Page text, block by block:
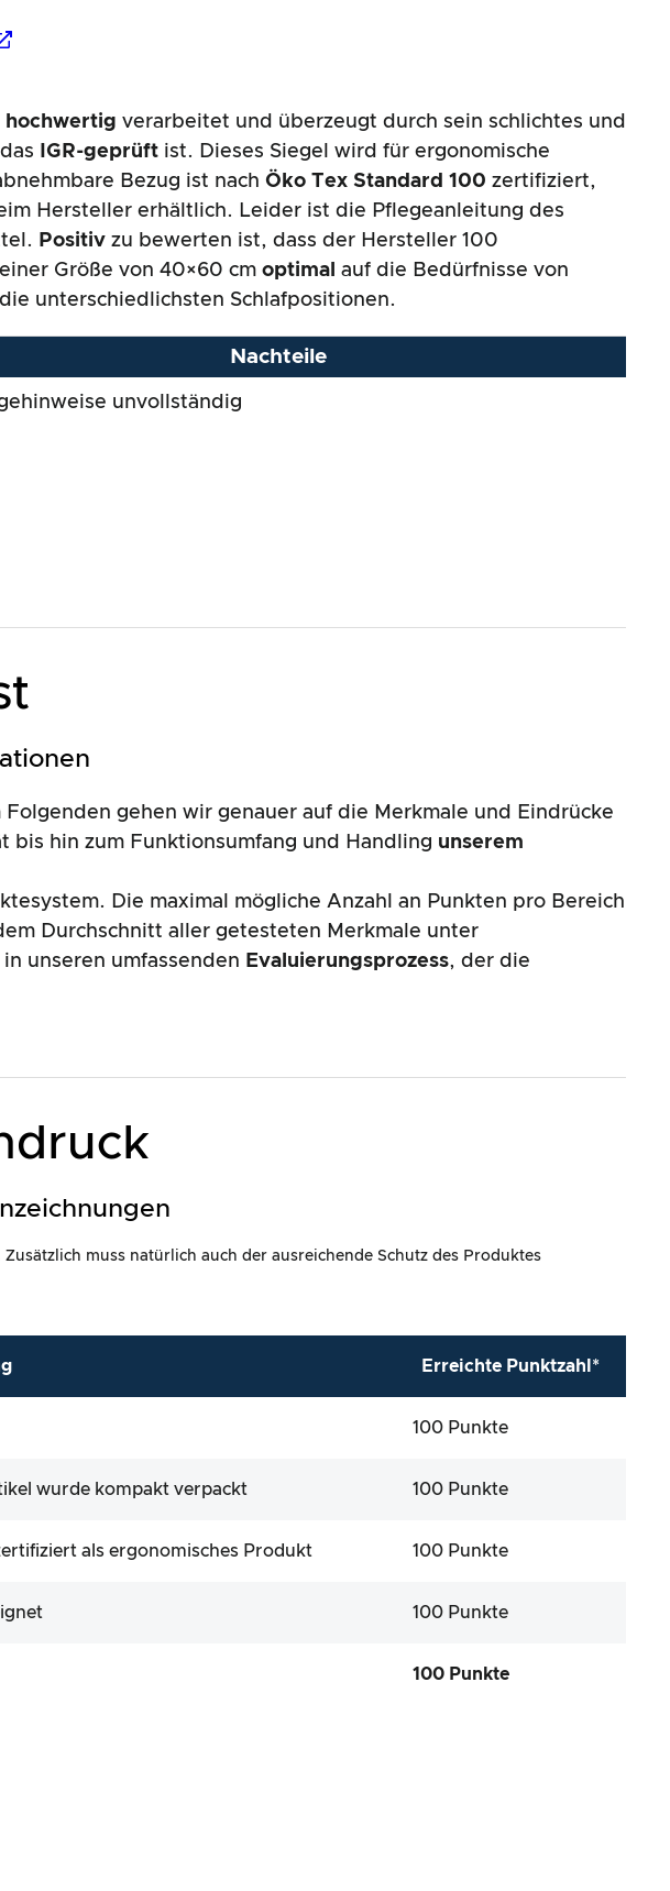
hochwertig verarbeitet und überzeugt durch sein schlichtes und
IGR-geprüft ist. Dieses Siegel wird für ergonomische
Bezug ist nach Öko Tex Standard 100 zertifiziert,
Hersteller erhältlich. Leider ist die Pflegeanleitung des
Positiv zu bewerten ist, dass der Hersteller 100
Größe von 40×60 cm optimal auf die Bedürfnisse von
unterschiedlichsten Schlafpositionen.
Nachteile
unvollständig
gehen wir genauer auf die Merkmale und Eindrücke
hin zum Funktionsumfang und Handling unserem
Die maximal mögliche Anzahl an Punkten pro Bereich
Durchschnitt aller getesteten Merkmale unter
unseren umfassenden Evaluierungsprozess, der die
muss natürlich auch der ausreichende Schutz des Produktes
Erreichte Punktzahl*
100 Punkte
wurde kompakt verpackt 100 Punkte
als ergonomisches Produkt 100 Punkte
100 Punkte
100 Punkte